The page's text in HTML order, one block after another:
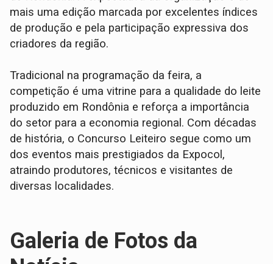
mais uma edição marcada por excelentes índices
de produção e pela participação expressiva dos
criadores da região.
Tradicional na programação da feira, a
competição é uma vitrine para a qualidade do leite
produzido em Rondônia e reforça a importância
do setor para a economia regional. Com décadas
de história, o Concurso Leiteiro segue como um
dos eventos mais prestigiados da Expocol,
atraindo produtores, técnicos e visitantes de
diversas localidades.
Galeria de Fotos da